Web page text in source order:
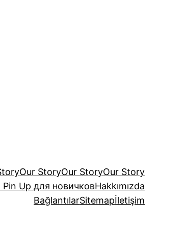
Our StoryOur StoryOur Story
Up для новичковHakkımızda
BağlantılarSitemapİletişim